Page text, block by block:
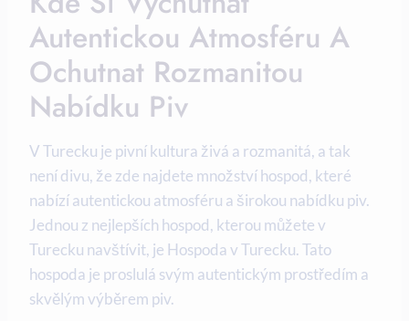
Autentickou Atmosféru A
Ochutnat Rozmanitou
Nabídku Piv
V Turecku je pivní kultura živá a rozmanitá, a tak
není divu, že zde najdete množství hospod, které
nabízí autentickou atmosféru a širokou nabídku piv.
Jednou z nejlepších hospod, kterou můžete v
Turecku navštívit, je Hospoda v Turecku. Tato
hospoda je proslulá svým autentickým prostředím a
skvělým výběrem piv.